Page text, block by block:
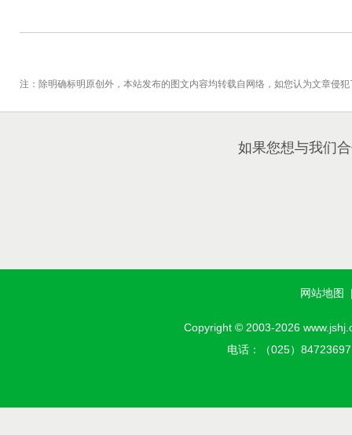
注：除明确标明原创外，本站发布的图文内容均转载自网络，如您认为文章侵
如果您想与我们
网站地图
Copyright © 2003-2026
电话：（025）